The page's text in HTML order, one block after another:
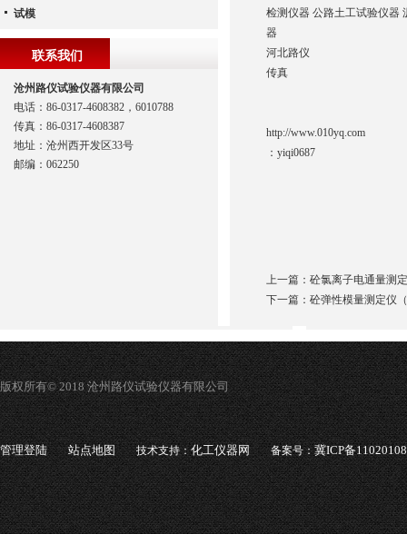
检测仪器 公路土工试验仪器
器
河北路仪
传真
http://www.010yq.com
： yiqi0687
上一篇： 砼氯离子电通量测
下一篇： 砼弹性模量测定仪
试模
联系我们
沧州路仪试验仪器有限公司
电话：86-0317-4608382，6010788
传真：86-0317-4608387
地址：沧州西开发区33号
邮编：062250
版权所有© 2018 沧州路仪试验仪器有限公司
管理登陆 站点地图 技术支持：化工仪器网 备案号：冀ICP备